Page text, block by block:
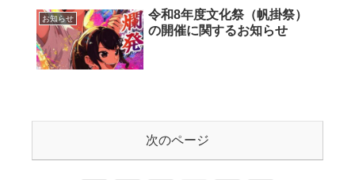
お知らせ
令和8年度文化祭（帆掛祭）
の開催に関するお知らせ
次のページ